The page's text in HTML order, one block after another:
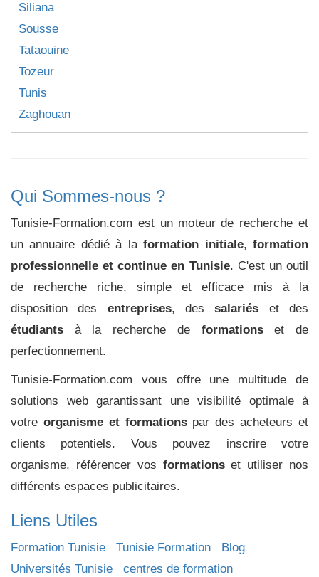
Siliana
Sousse
Tataouine
Tozeur
Tunis
Zaghouan
Qui Sommes-nous ?
Tunisie-Formation.com est un moteur de recherche et
un annuaire dédié à laformation initiale,formation
professionnelle et continue en Tunisie. C'est un outil
de recherche riche, simple et efficace mis à la
disposition des entreprises, dessalariés et des
étudiants à la recherche de formationset de
perfectionnement.
Tunisie-Formation.com vous offre une multitude de
solutions web garantissant une visibilité optimale à
votre organisme et formationspar des acheteurs et
clients potentiels. Vous pouvez inscrire votre
organisme, référencer vos formationset utiliser nos
différents espaces publicitaires.
Liens Utiles
Formation Tunisie Tunisie Formation
Blog
Universités Tunisie
centres de formation